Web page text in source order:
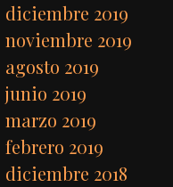
diciembre 2019
noviembre 2019
agosto 2019
junio 2019
marzo 2019
febrero 2019
diciembre 2018